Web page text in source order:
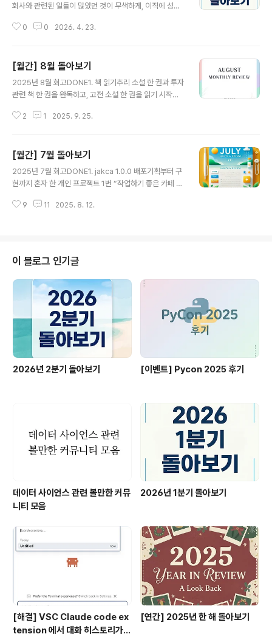
회사와 관련된 일들이 많았던 것이 무색하게, 이직에 성공
을 따라가는구나가 첫 번째 , 두 번째는 내가 이렇게까지 많
다는 점”이라고 얘기한 것도 인상적이었다. 형식적인 말처
럼 들릴 수 있겠지만, 팀과 팀 사이의 긴밀성이나 근속 연수
를 보면 포장만을 위한 말씀은 아니었던 것 같다.어디에 떨
이기도 하고, 팀 자체가 일에 깔끔하게 몰두할 수 있는 분위
0 0 2026. 4. 23.
[월간] 8월 돌아보기
2025년 8월 회고DONE1. 책 읽기추리 소설 한 권과 투자
관련 책 한 권을 완독하고, 고전 소설 한 권을 읽기 시작했
에 낚인 적 있음) 짜임새도 탄탄하고 반전도 좋았다.그동안
피로 회복에는 큰 도움이 안 되었지만 건강한 도파민을 얻
는 데에는 성공한 것 같다.2. 파이콘 참석오랜만에 개발자
행사에 다녀왔다. 유료여서 그런 것도 있겠지만 내가 그동
되어서 좋았다. 한 가지 아쉬웠던 게, 참여 인원 규모에 비
2 1 2025. 9. 25.
[월간] 7월 돌아보기
2025년 7월 회고DONE1. jakca 1.0.0 배포기획부터 구
현까지 혼자 한 개인 프로젝트 1번 “작업하기 좋은 카페 찾
라는 모토로 진짜 대충해서 5명 정도한테 1차 피드백을 받
학기 중에는 바빠서 가능할까 싶었던 학교 소프트웨어 경
진대회에도 부랴부랴 ppt를 만들어서 접수했고 포트폴리
오에도 개인 프로젝트 내역을 하나 추가할 수 있게 되었다.
이번 프로젝트를 하면서 알게 된 플랫폼은 supabase 이
다. 단순히 database로만 활용하려고 했는데 생각외로
추가적인 백엔드 구현에..
9 11 2025. 8. 12.
이 블로그 인기글
2026년 2분기 돌아보기 [이벤트] Pycon 2025 후기
데이터 사이언스 관련 볼만한 커뮤
니티 모음
2026년 1분기 돌아보기
[해결] VSC Claude code ex
tension 에서 대화 히스토리가
[연간] 2025년 한 해 돌아보기